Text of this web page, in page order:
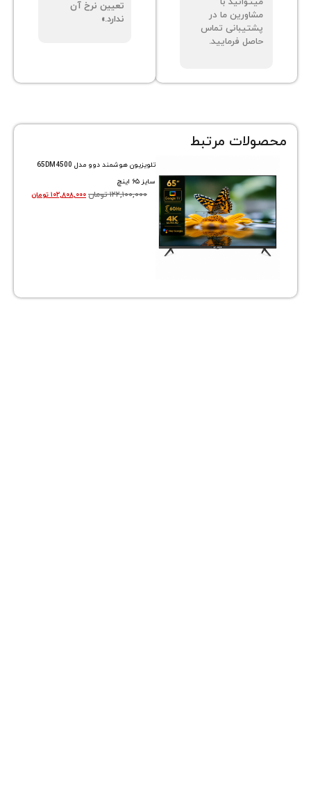
تماس
مرتبط
تلویزیون هوشمند دوو مدل 65DM4500
سایز ۶۵ اینچ
۱۲۲,۱۰۰,۰۰۰ تومان ۱۰۲,۸۰۸,۰۰۰ تومان